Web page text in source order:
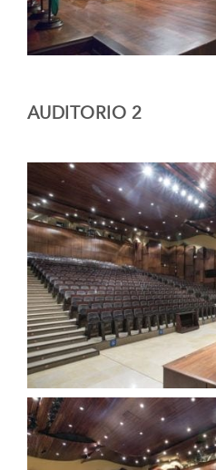
AUDITORIO 2